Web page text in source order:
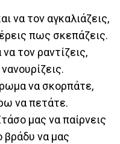
να τον αγκαλιάζεις,
πως σκεπάζεις.
τον ραντίζεις,
να σκορπάτε,
να πετάτε.
μας να παίρνεις
βράδυ να μας